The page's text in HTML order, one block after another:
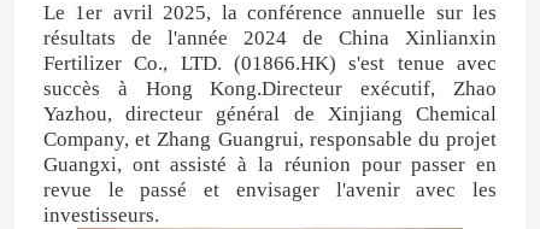
Le 1er avril 2025, la conférence annuelle sur les
résultats de l'année 2024 de China Xinlianxin
Fertilizer Co., LTD. (01866.HK) s'est tenue avec
succès à Hong Kong.Directeur exécutif, Zhao
Yazhou, directeur général de Xinjiang Chemical
Company, et Zhang Guangrui, responsable du projet
Guangxi, ont assisté à la réunion pour passer en
revue le passé et envisager l'avenir avec les
investisseurs.